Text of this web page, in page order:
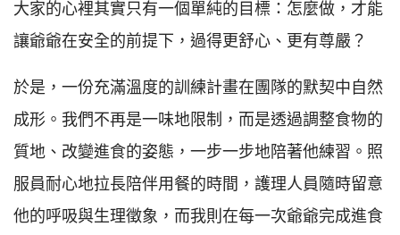
大家的心裡其實只有一個單純的目標：怎麼做，才能
讓爺爺在安全的前提下，過得更舒心、更有尊嚴？
於是，一份充滿溫度的訓練計畫在團隊的默契中自然
成形。我們不再是一味地限制，而是透過調整食物的
質地、改變進食的姿態，一步一步地陪著他練習。照
服員耐心地拉長陪伴用餐的時間，護理人員隨時留意
他的呼吸與生理徵象，而我則在每一次爺爺完成進食